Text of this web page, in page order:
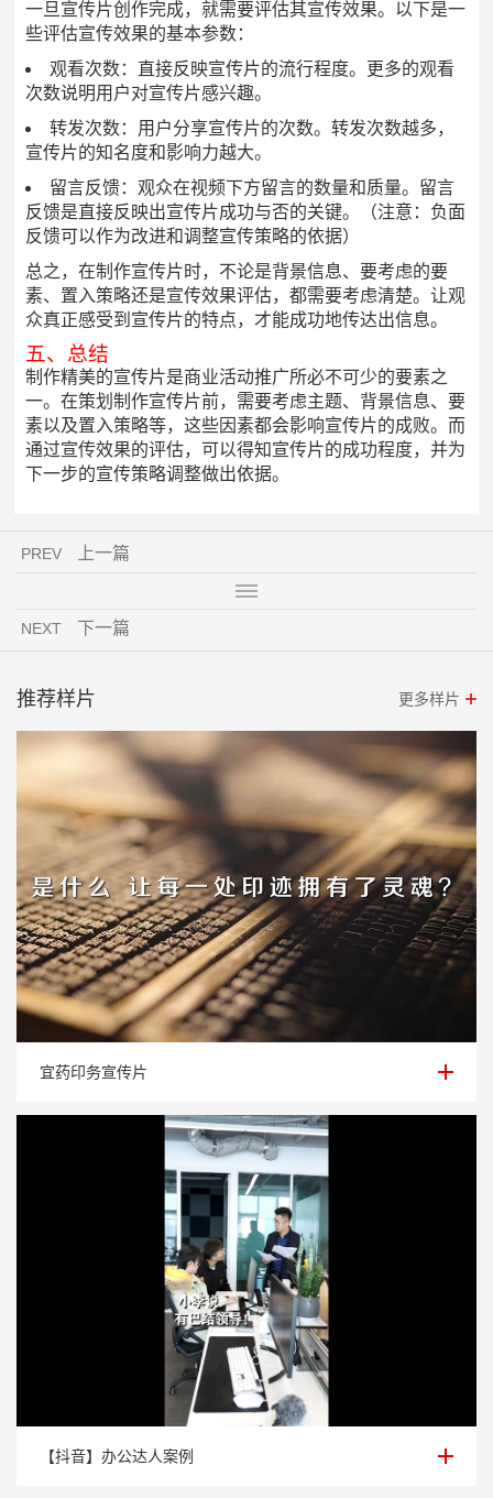
一旦宣传片创作完成，就需要评估其宣传效果。以下是一
些评估宣传效果的基本参数：
观看次数：直接反映宣传片的流行程度。更多的观看
次数说明用户对宣传片感兴趣。
转发次数：用户分享宣传片的次数。转发次数越多，
宣传片的知名度和影响力越大。
留言反馈：观众在视频下方留言的数量和质量。留言
反馈是直接反映出宣传片成功与否的关键。（注意：负面
反馈可以作为改进和调整宣传策略的依据）
总之，在制作宣传片时，不论是背景信息、要考虑的要
素、置入策略还是宣传效果评估，都需要考虑清楚。让观
众真正感受到宣传片的特点，才能成功地传达出信息。
五、总结
制作精美的宣传片是商业活动推广所必不可少的要素之
一。在策划制作宣传片前，需要考虑主题、背景信息、要
素以及置入策略等，这些因素都会影响宣传片的成败。而
通过宣传效果的评估，可以得知宣传片的成功程度，并为
下一步的宣传策略调整做出依据。
PREV 上一篇
NEXT 下一篇
推荐样片 更多样片
宜药印务宣传片
宜药印务宣传片
【抖音】办公达人案例
【抖音】办公达人案例